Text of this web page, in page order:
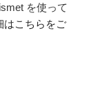
を使って
はこちらをご